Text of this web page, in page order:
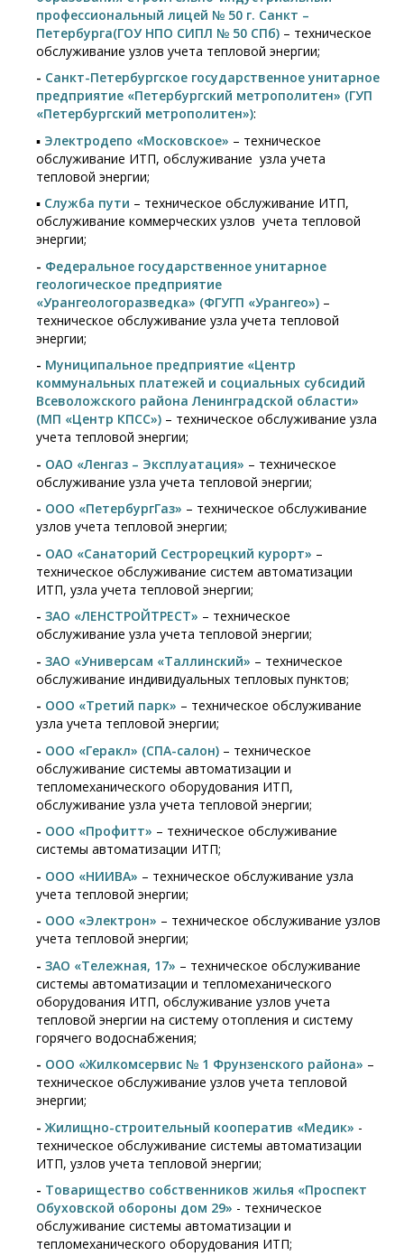
профессиональный лицей № 50 г. Санкт –
Петербурга(ГОУ НПО СИПЛ № 50 СПб) – техническое
обслуживание узлов учета тепловой энергии;
- Санкт-Петербургское государственное унитарное
предприятие «Петербургский метрополитен» (ГУП
«Петербургский метрополитен»):
▪ Электродепо «Московское» – техническое
обслуживание ИТП, обслуживание узла учета
тепловой энергии;
▪ Служба пути – техническое обслуживание ИТП,
обслуживание коммерческих узлов учета тепловой
энергии;
- Федеральное государственное унитарное
геологическое предприятие
«Урангеологоразведка» (ФГУГП «Урангео») –
техническое обслуживание узла учета тепловой
энергии;
- Муниципальное предприятие «Центр
коммунальных платежей и социальных субсидий
Всеволожского района Ленинградской области»
(МП «Центр КПСС») – техническое обслуживание узла
учета тепловой энергии;
- ОАО «Ленгаз – Эксплуатация» – техническое
обслуживание узла учета тепловой энергии;
- ООО «ПетербургГаз» – техническое обслуживание
узлов учета тепловой энергии;
- ОАО «Санаторий Сестрорецкий курорт» –
техническое обслуживание систем автоматизации
ИТП, узла учета тепловой энергии;
- ЗАО «ЛЕНСТРОЙТРЕСТ» – техническое
обслуживание узла учета тепловой энергии;
- ЗАО «Универсам «Таллинский» – техническое
обслуживание индивидуальных тепловых пунктов;
- ООО «Третий парк» – техническое обслуживание
узла учета тепловой энергии;
- ООО «Геракл» (СПА-салон) – техническое
обслуживание системы автоматизации и
тепломеханического оборудования ИТП,
обслуживание узла учета тепловой энергии;
- ООО «Профитт» – техническое обслуживание
системы автоматизации ИТП;
- ООО «НИИВА» – техническое обслуживание узла
учета тепловой энергии;
- ООО «Электрон» – техническое обслуживание узлов
учета тепловой энергии;
- ЗАО «Тележная, 17» – техническое обслуживание
системы автоматизации и тепломеханического
оборудования ИТП, обслуживание узлов учета
тепловой энергии на систему отопления и систему
горячего водоснабжения;
- ООО «Жилкомсервис № 1 Фрунзенского района» –
техническое обслуживание узлов учета тепловой
энергии;
- Жилищно-строительный кооператив «Медик» -
техническое обслуживание системы автоматизации
ИТП, узлов учета тепловой энергии;
- Товарищество собственников жилья «Проспект
Обуховской обороны дом 29» - техническое
обслуживание системы автоматизации и
тепломеханического оборудования ИТП;